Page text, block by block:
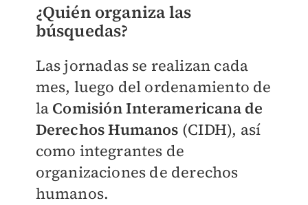
¿Quién organiza las
búsquedas?
Las jornadas se realizan cada
mes, luego del ordenamiento de
la Comisión Interamericana de
Derechos Humanos (CIDH), así
como integrantes de
organizaciones de derechos
humanos.